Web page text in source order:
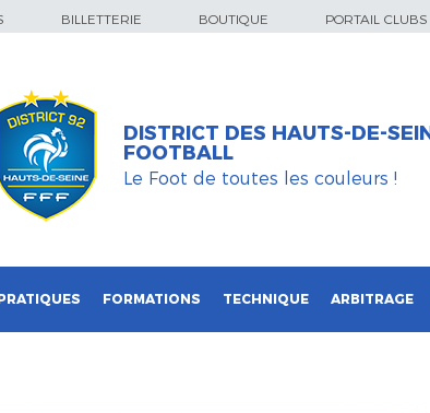
BILLETTERIE BOUTIQUE PORTAIL CLUBS
DISTRICT DES HAUTS-DE-
FOOTBALL
Le Foot de toutes les couleurs !
FORMATIONS TECHNIQUE ARBITRAGE